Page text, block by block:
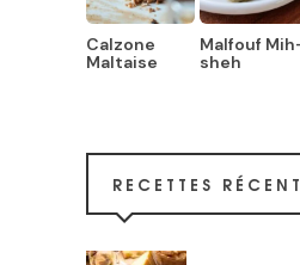
Calzone
Maltaise
Malfouf
sheh
RECETTES